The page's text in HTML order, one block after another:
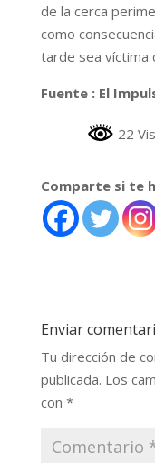
de la cerca
como
tarde sea víctima
Fuente : El
22
Comparte si te
Enviar
Tu dirección de
publicada. Los
con *